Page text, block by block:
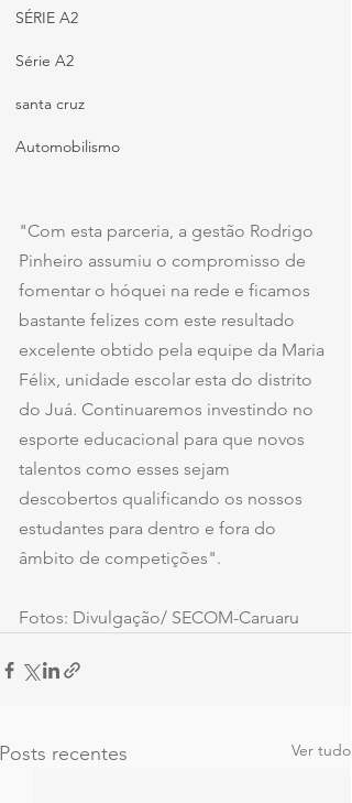
SÉRIE A2
Série A2
santa cruz
Automobilismo
"Com esta parceria, a gestão Rodrigo
Pinheiro assumiu o compromisso de
fomentar o hóquei na rede e ficamos
bastante felizes com este resultado
excelente obtido pela equipe da Maria
Félix, unidade escolar esta do distrito
do Juá. Continuaremos investindo no
esporte educacional para que novos
talentos como esses sejam
descobertos qualificando os nossos
estudantes para dentro e fora do
âmbito de competições".
Fotos: Divulgação/ SECOM-Caruaru
Posts recentes Ver tudo